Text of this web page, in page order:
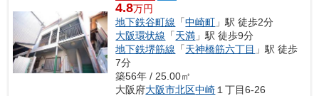
4.8万円
地下鉄谷町線 「中崎町 」駅 徒歩2分
大阪環状線 「天満 」駅 徒歩9分
地下鉄堺筋線 「天神橋筋六丁目 」駅 徒歩
7分
築56年 / 25.00㎡
大阪府大阪市北区中崎 １丁目6-26